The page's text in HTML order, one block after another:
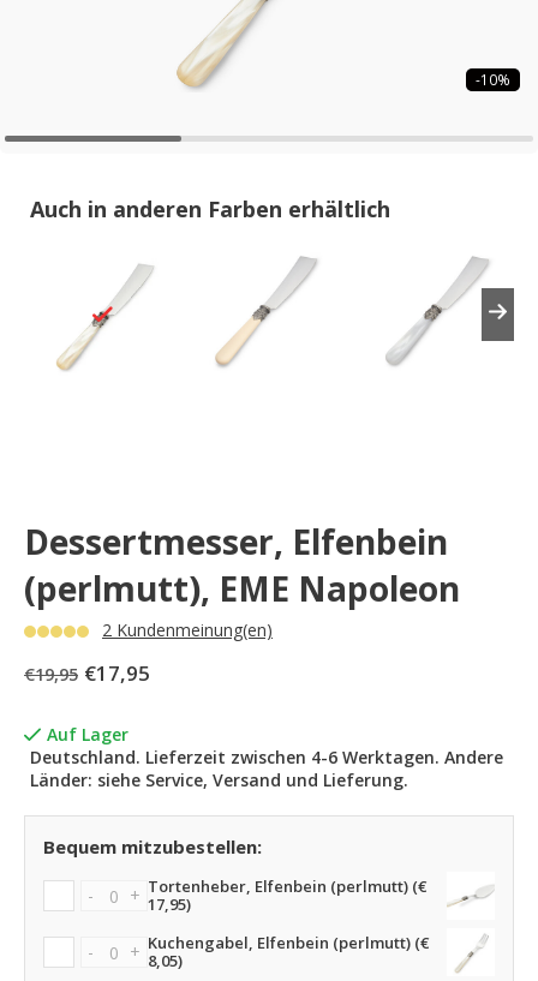
-10%
Auch in anderen Farben erhältlich
Dessertmesser, Elfenbein
(perlmutt), EME Napoleon
2 Kundenmeinung(en)
€19,95 €17,95
Auf Lager
Deutschland. Lieferzeit zwischen 4-6 Werktagen. Andere
Länder: siehe Service, Versand und Lieferung.
Bequem mitzubestellen:
- + Tortenheber, Elfenbein (perlmutt) (€
17,95)
- + Kuchengabel, Elfenbein (perlmutt) (€
8,05)